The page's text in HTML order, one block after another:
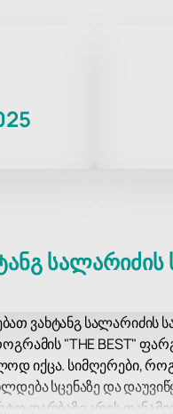
ვახტანგ სალარიძის
"THE BEST"
იქცა. სიმღერები,
სცენაზე და
დარბაზი არის